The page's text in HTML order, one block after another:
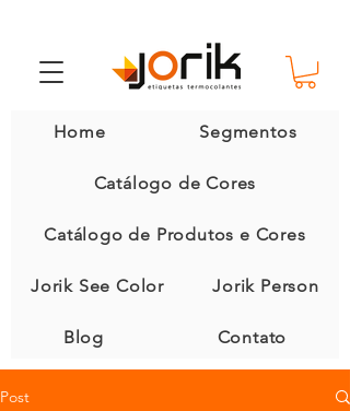
Home Segmentos
Catálogo de Cores
Catálogo de Produtos e Cores
Jorik See Color Jorik Person
Blog Contato
Post